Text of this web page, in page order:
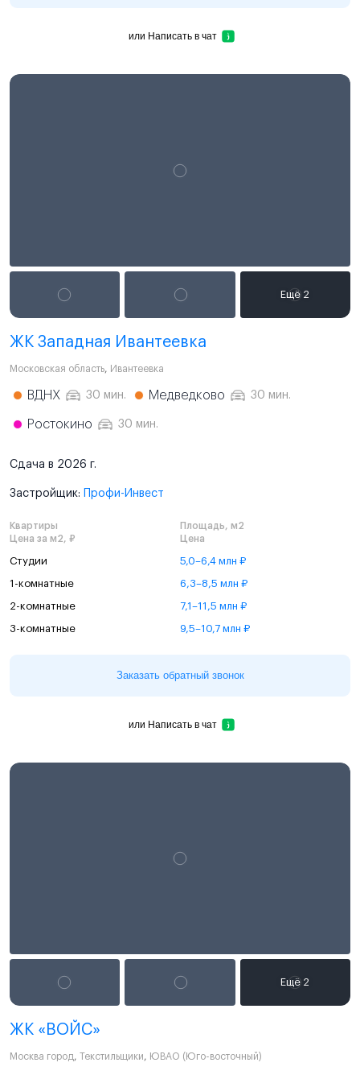
или Написать в чат
ЖК Западная Ивантеевка
Московская область, Ивантеевка
ВДНХ 30 мин. Медведково 30 мин.
Ростокино 30 мин.
Сдача в 2026 г.
Застройщик: Профи-Инвест
Квартиры
Площадь, м2
Цена за м2, ₽
Цена
Студии 5,0–6,4 млн ₽
1-комнатные 6,3–8,5 млн ₽
2-комнатные 7,1–11,5 млн ₽
3-комнатные 9,5–10,7 млн ₽
Заказать обратный звонок
или Написать в чат
ЖК «ВОЙС»
Москва город, Текстильщики, ЮВАО (Юго-восточный)